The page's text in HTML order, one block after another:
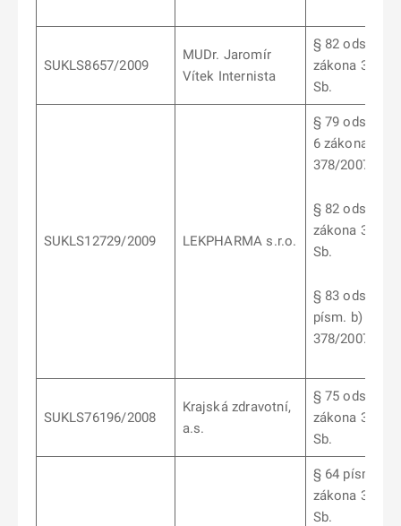
SUKLS8657/2009
MUDr. Jaromír
Vítek Internista
§ 82 odst. 2
zákona 378/
Sb.
SUKLS12729/2009 LEKPHARMA s.r.o.
§ 79 odst. 3,
6 zákona
378/2007 Sb.
§ 82 odst. 2
zákona 378/
Sb.
§ 83 odst. 5
písm. b)
378/2007 Sb.
SUKLS76196/2008
Krajská zdravotní,
a.s.
§ 75 odst. 3
zákona 378/
Sb.
§ 64 písm. b)
zákona 378/
Sb.